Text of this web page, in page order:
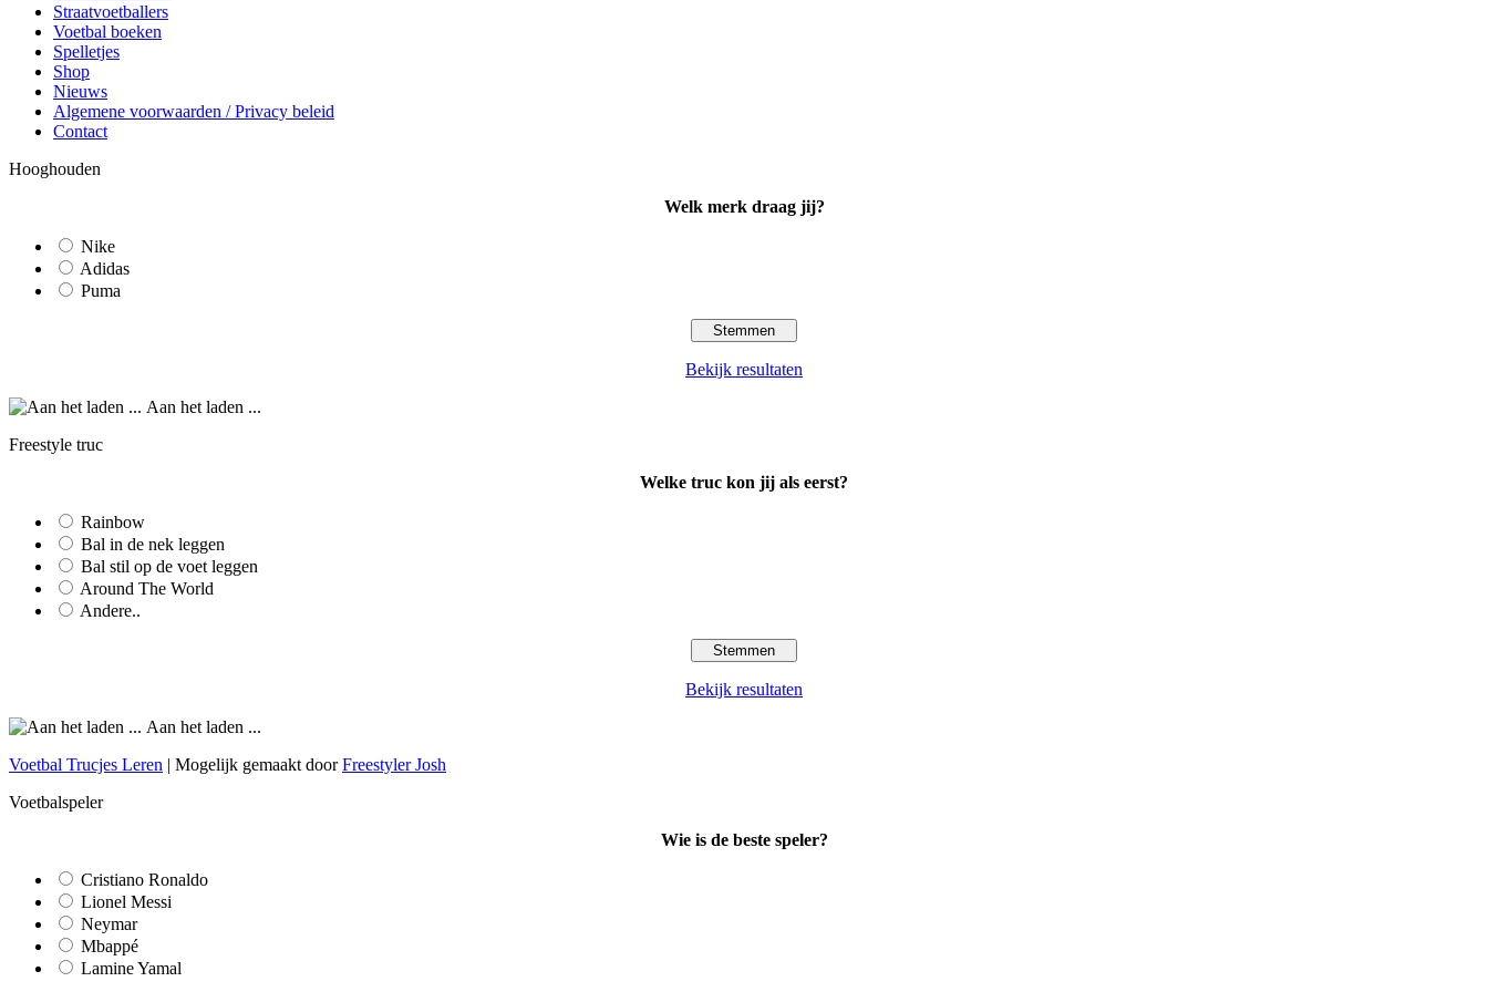
Straatvoetballers
Voetbal boeken
Spelletjes
Shop
Nieuws
Algemene voorwaarden / Privacy beleid
Contact
Hooghouden
Welk merk draag jij?
Nike
Adidas
Puma
Bekijk resultaten
Aan het laden ...
Freestyle truc
Welke truc kon jij als eerst?
Rainbow
Bal in de nek leggen
Bal stil op de voet leggen
Around The World
Andere..
Bekijk resultaten
Aan het laden ...
Voetbal Trucjes Leren | Mogelijk gemaakt doorFreestyler Josh
Voetbalspeler
Wie is de beste speler?
Cristiano Ronaldo
Lionel Messi
Neymar
Mbappé
Lamine Yamal